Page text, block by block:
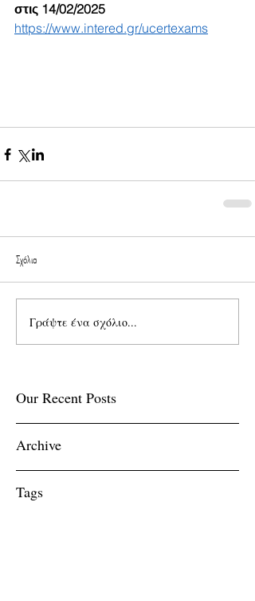
στις 14/02/2025
https://www.intered.gr/ucertexams
Σχόλια
Γράψτε ένα σχόλιο...
Our Recent Posts
Archive
Tags